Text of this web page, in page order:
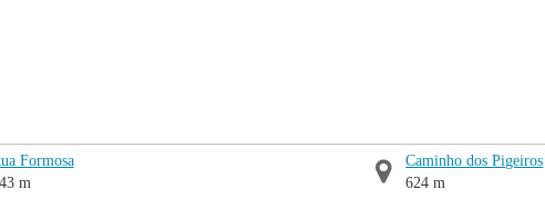
Formosa
m
Caminho dos Pigeiros
624 m